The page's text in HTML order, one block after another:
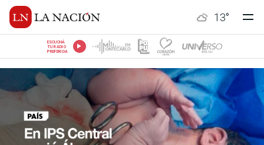
13°
ESCUCHÁ
TU RADIO
PREFERIDA